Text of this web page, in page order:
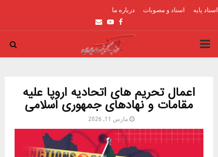
اسناد پایه اسناد و مصوبات درباره ما
Facebook
Youtube
Email
PRIMARY
اعمال تحریم های اتحادیه اروپا علیه
مقامات و نهادهای جمهوری اسلامی
مارس 11, 2026